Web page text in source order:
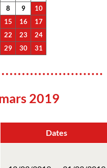
8 9
10
15 16
17
22 23
24
29 30 31
2019
Dates